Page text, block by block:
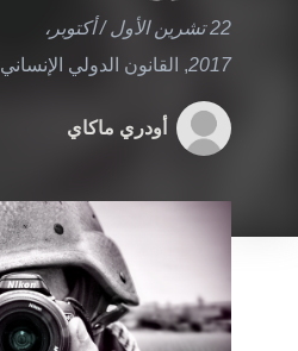
22 تشرين الأول / أكتوبر،
2017
, القانون الدولي الإنساني
أودري ماكاي